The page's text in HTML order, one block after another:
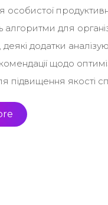
для
додатки
щодо
підвищення якості